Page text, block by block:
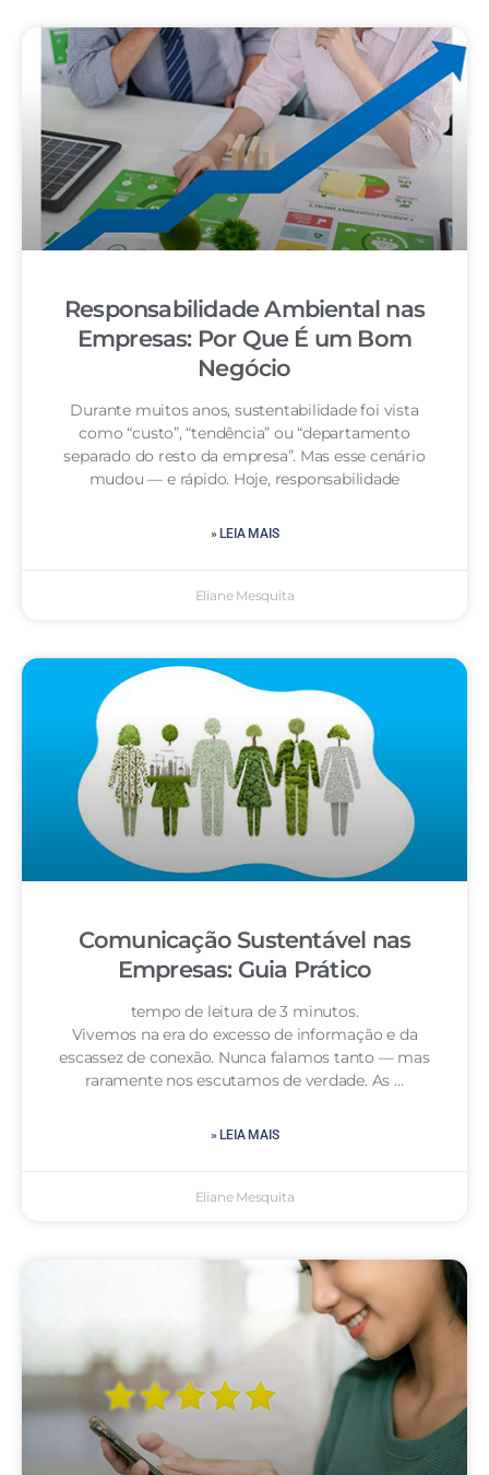
Responsabilidade Ambiental nas
Empresas: Por Que É um Bom
Negócio
Durante muitos anos, sustentabilidade foi vista
como “custo”, “tendência” ou “departamento
separado do resto da empresa”. Mas esse cenário
mudou — e rápido. Hoje, responsabilidade
» LEIA MAIS
Eliane Mesquita
Comunicação Sustentável nas
Empresas: Guia Prático
tempo de leitura de 3 minutos.
Vivemos na era do excesso de informação e da
escassez de conexão. Nunca falamos tanto — mas
raramente nos escutamos de verdade. As …
» LEIA MAIS
Eliane Mesquita